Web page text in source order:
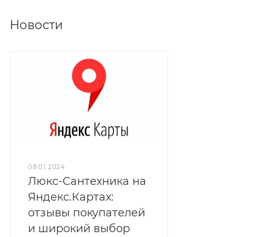
Новости
08.01.2024
Люкс-Сантехника на
Яндекс.Картах:
отзывы покупателей
и широкий выбор